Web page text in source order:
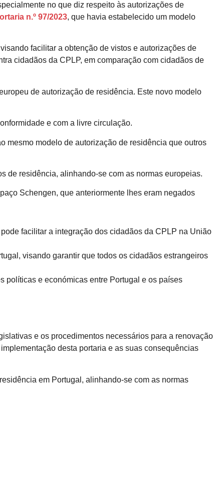
no que diz respeito às autorizações de
n.º 97/2023, que havia estabelecido um modelo
facilitar a obtenção de vistos e autorizações de
cidadãos da CPLP, em comparação com cidadãos de
de autorização de residência. Este novo modelo
e com a livre circulação.
mesmo modelo de autorização de residência que outros
de residência, alinhando-se com as normas europeias.
Schengen, que anteriormente lhes eram negados
facilitar a integração dos cidadãos da CPLP na União
visando garantir que todos os cidadãos estrangeiros
políticas e económicas entre Portugal e os países
e os procedimentos necessários para a renovação
desta portaria e as suas consequências
em Portugal, alinhando-se com as normas